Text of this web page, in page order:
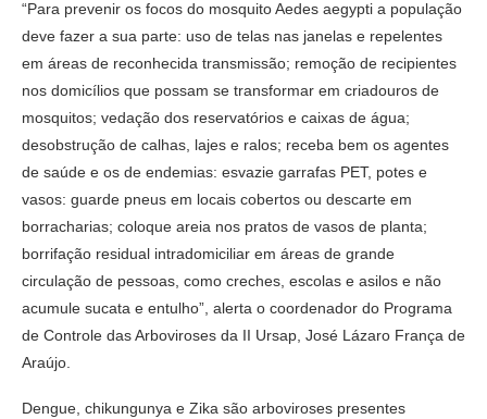
“Para prevenir os focos do mosquito Aedes aegypti a população
deve fazer a sua parte: uso de telas nas janelas e repelentes
em áreas de reconhecida transmissão; remoção de recipientes
nos domicílios que possam se transformar em criadouros de
mosquitos; vedação dos reservatórios e caixas de água;
desobstrução de calhas, lajes e ralos; receba bem os agentes
de saúde e os de endemias: esvazie garrafas PET, potes e
vasos: guarde pneus em locais cobertos ou descarte em
borracharias; coloque areia nos pratos de vasos de planta;
borrifação residual intradomiciliar em áreas de grande
circulação de pessoas, como creches, escolas e asilos e não
acumule sucata e entulho”, alerta o coordenador do Programa
de Controle das Arboviroses da II Ursap, José Lázaro França de
Araújo.
Dengue, chikungunya e Zika são arboviroses presentes